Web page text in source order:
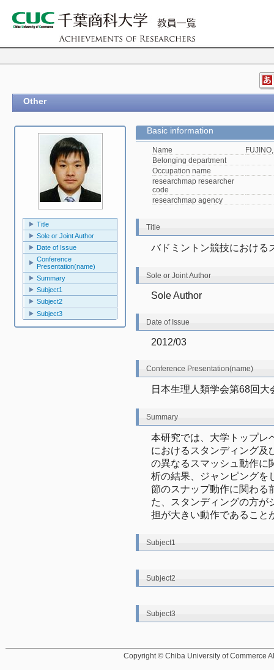
Other
Title
Sole or Joint Author
Date of Issue
Conference
Presentation(name)
Summary
Subject1
Subject2
Subject3
Basic information
Name
Belonging department
Occupation name
researchmap researcher
code
researchmap agency
Title
バドミントン競技における
Sole or Joint Author
Sole Author
Date of Issue
2012/03
Conference Presentation(name)
日本生理人類学会第68回大
Summary
本研究では、大学トップレ
におけるスタンディング及
の異なるスマッシュ動作に
析の結果、ジャンピングを
節のスナップ動作に関わる
た、スタンディングの方が
担が大きい動作であること
Subject1
Subject2
Subject3